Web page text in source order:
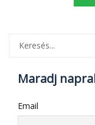
Maradj
Email